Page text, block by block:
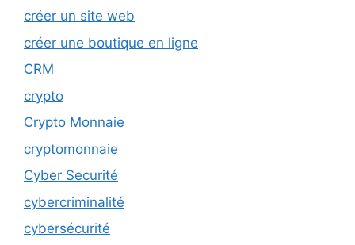
créer un site web
créer une boutique en ligne
CRM
crypto
Crypto Monnaie
cryptomonnaie
Cyber Securité
cybercriminalité
cybersécurité